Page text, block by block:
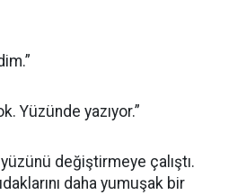
Yüzünde yazıyor.”
değiştirmeye çalıştı.
daha yumuşak bir